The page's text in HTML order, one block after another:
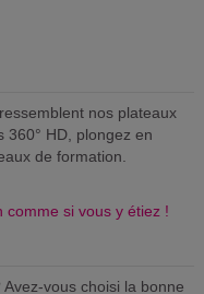
nos plateaux
360° HD, plongez en
de formation.
comme si vous y étiez !
vous choisi la bonne